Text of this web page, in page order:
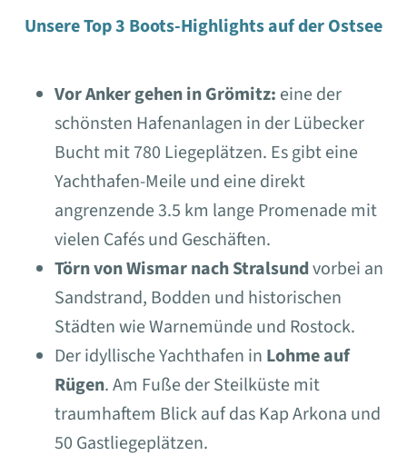
Unsere Top 3 Boots-Highlights auf der Ostsee
Vor Anker gehen in Grömitz: eine der
schönsten Hafenanlagen in der Lübecker
Bucht mit 780 Liegeplätzen. Es gibt eine
Yachthafen-Meile und eine direkt
angrenzende 3.5 km lange Promenade mit
vielen Cafés und Geschäften.
Törn von Wismar nach Stralsundvorbei an
Sandstrand, Bodden und historischen
Städten wie Warnemünde und Rostock.
Der idyllische Yachthafen in Lohme auf
Rügen. Am Fuße der Steilküste mit
traumhaftem Blick auf das Kap Arkona und
50 Gastliegeplätzen.